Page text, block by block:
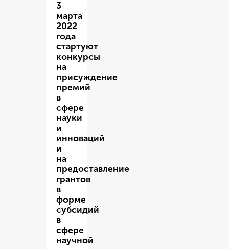
3
марта
2022
года
стартуют
конкурсы
на
присуждение
премий
в
сфере
науки
и
инноваций
и
на
предоставление
грантов
в
форме
субсидий
в
сфере
научной